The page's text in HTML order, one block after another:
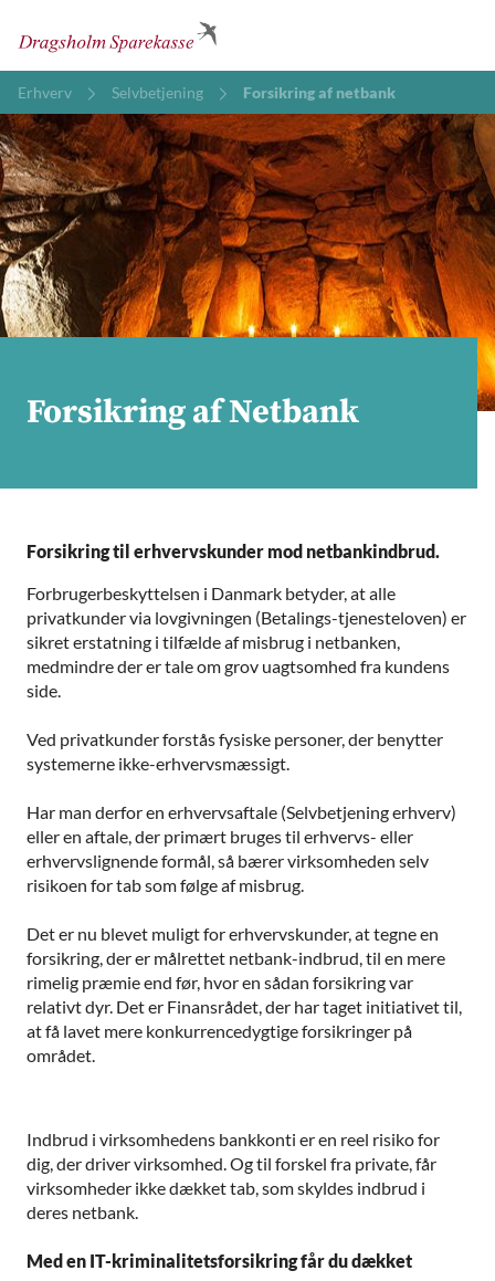
Erhverv Selvbetjening Forsikring af netbank
Forsikring af Netbank
Forsikring til erhvervskunder mod netbankindbrud.
Forbrugerbeskyttelsen i Danmark betyder, at alle
privatkunder via lovgivningen (Betalings-tjenesteloven) er
sikret erstatning i tilfælde af misbrug i netbanken,
medmindre der er tale om grov uagtsomhed fra kundens
side.
Ved privatkunder forstås fysiske personer, der benytter
systemerne ikke-erhvervsmæssigt.
Har man derfor en erhvervsaftale (Selvbetjening erhverv)
eller en aftale, der primært bruges til erhvervs- eller
erhvervslignende formål, så bærer virksomheden selv
risikoen for tab som følge af misbrug.
Det er nu blevet muligt for erhvervskunder, at tegne en
forsikring, der er målrettet netbank-indbrud, til en mere
rimelig præmie end før, hvor en sådan forsikring var
relativt dyr. Det er Finansrådet, der har taget initiativet til,
at få lavet mere konkurrencedygtige forsikringer på
området.
Indbrud i virksomhedens bankkonti er en reel risiko for
dig, der driver virksomhed. Og til forskel fra private, får
virksomheder ikke dækket tab, som skyldes indbrud i
deres netbank.
Med en IT-kriminalitetsforsikring får du dækket